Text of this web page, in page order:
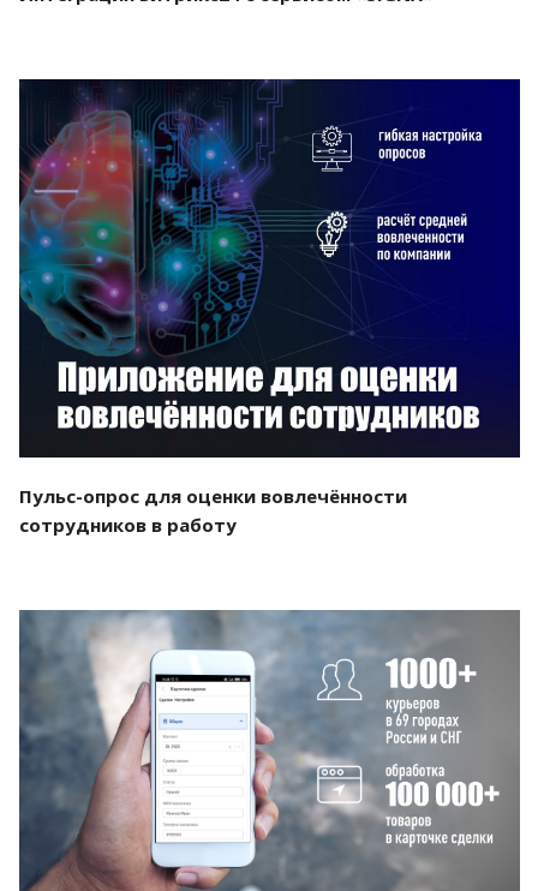
Смотреть проект
Пульс-опрос для оценки вовлечённости
сотрудников в работу
Смотреть проект